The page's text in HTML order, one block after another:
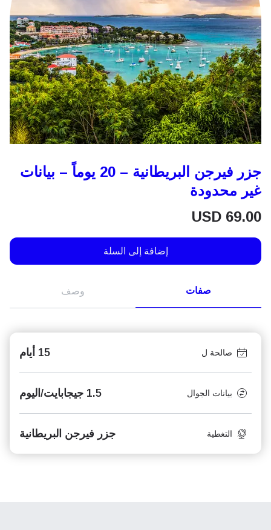
جزر فيرجن البريطانية – 20 يوماً – بيانات
غير محدودة
USD 69.00
إضافة إلى السلة
صفات وصف
صالحة ل 15 أيام
بيانات الجوال 1.5 جيجابايت/اليوم
التغطية جزر فيرجن البريطانية